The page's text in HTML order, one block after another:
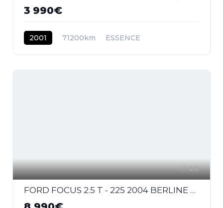
3 990€
2001 71200km ESSENCE
20
FORD FOCUS 2.5 T - 225 2004 BERLINE ST PHASE 1